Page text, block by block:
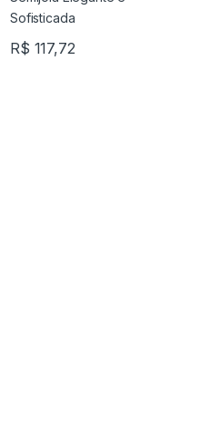
R$ 117,72